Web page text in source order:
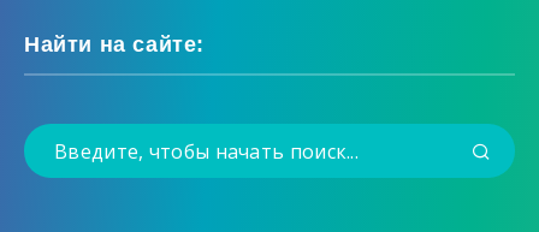
Найти на сайте: